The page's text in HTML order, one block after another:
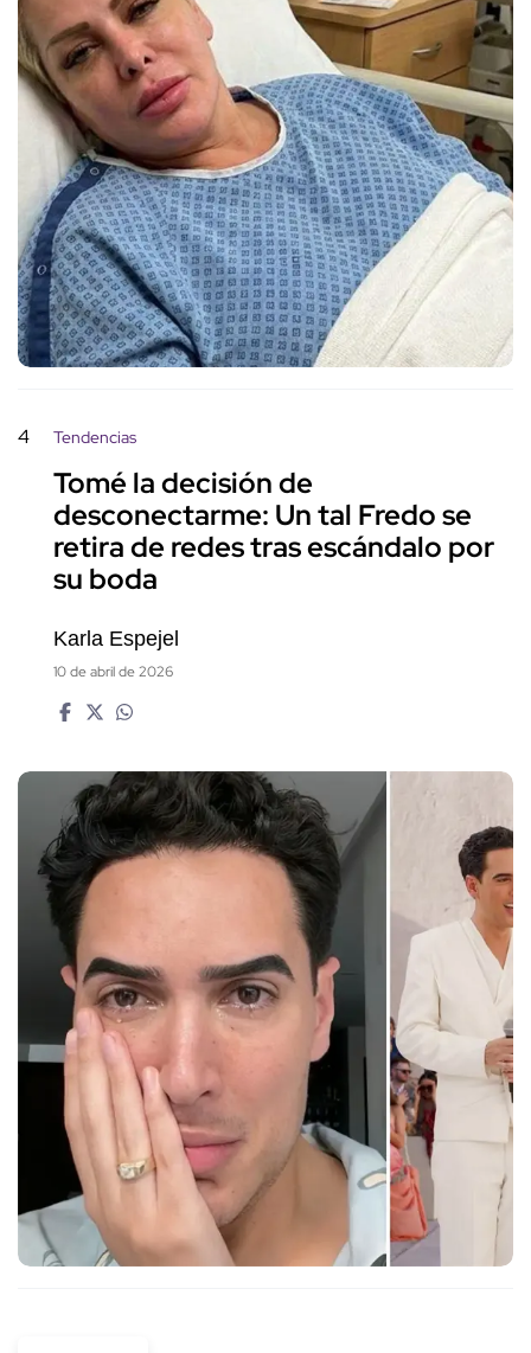
4 Tendencias
Tomé la decisión de
desconectarme: Un tal Fredo se
retira de redes tras escándalo por
su boda
Karla Espejel
10 de abril de 2026